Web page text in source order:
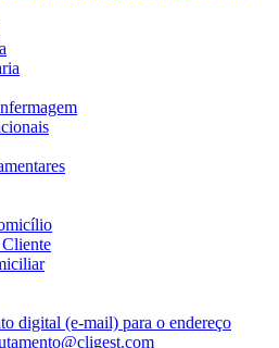
digital (e-mail) para o endereço